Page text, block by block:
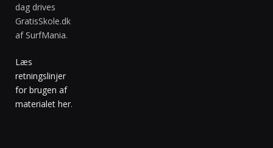
dag drives
GratisSkole.dk
af SurfMania.
Læs
retningslinjer
for brugen af
materialet her.